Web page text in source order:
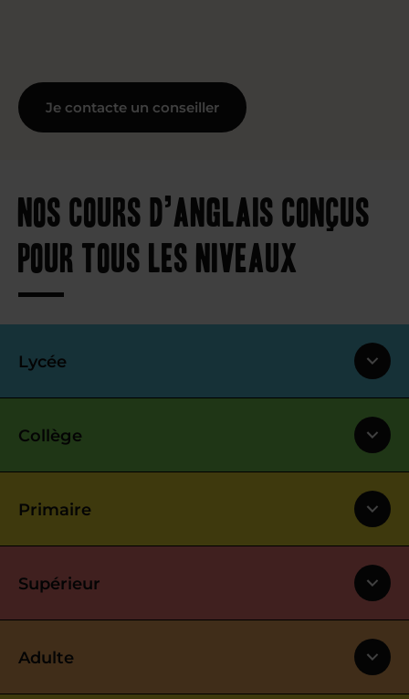
Je contacte un conseiller
Nos cours d’anglais conçus
pour tous les niveaux
Lycée
Collège
Primaire
Supérieur
Adulte